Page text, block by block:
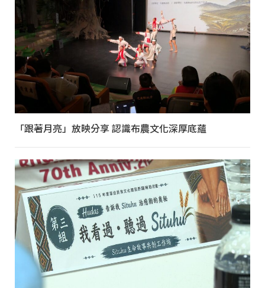
「跟著月亮」放映分享 認識布農文化深厚底蘊